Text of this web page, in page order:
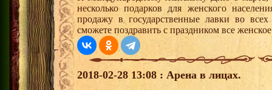
несколько подарков для женского
продажу в государственные лавки во
сможете поздравить с праздником все
2018-02-28 13:08 : Арена в лицах.